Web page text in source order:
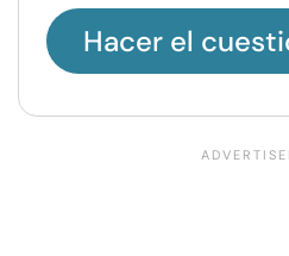
Hacer el